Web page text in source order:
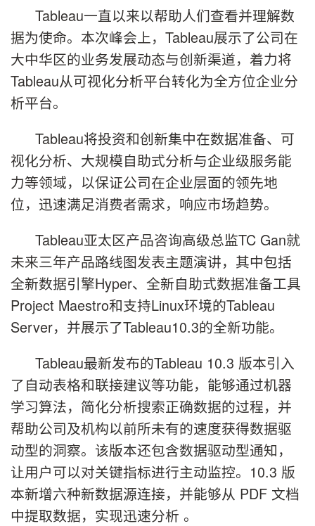
Tableau一直以来以帮助人们查看并理解数
据为使命。本次峰会上，Tableau展示了公司在
大中华区的业务发展动态与创新渠道，着力将
Tableau从可视化分析平台转化为全方位企业分
析平台。
Tableau将投资和创新集中在数据准备、可
视化分析、大规模自助式分析与企业级服务能
力等领域，以保证公司在企业层面的领先地
位，迅速满足消费者需求，响应市场趋势。
Tableau亚太区产品咨询高级总监TC Gan就
未来三年产品路线图发表主题演讲，其中包括
全新数据引擎Hyper、全新自助式数据准备工具
Project Maestro和支持Linux环境的Tableau
Server，并展示了Tableau10.3的全新功能。
Tableau最新发布的Tableau 10.3 版本引入
了自动表格和联接建议等功能，能够通过机器
学习算法，简化分析搜索正确数据的过程，并
帮助公司及机构以前所未有的速度获得数据驱
动型的洞察。该版本还包含数据驱动型通知，
让用户可以对关键指标进行主动监控。10.3 版
本新增六种新数据源连接，并能够从 PDF 文档
中提取数据，实现迅速分析 。